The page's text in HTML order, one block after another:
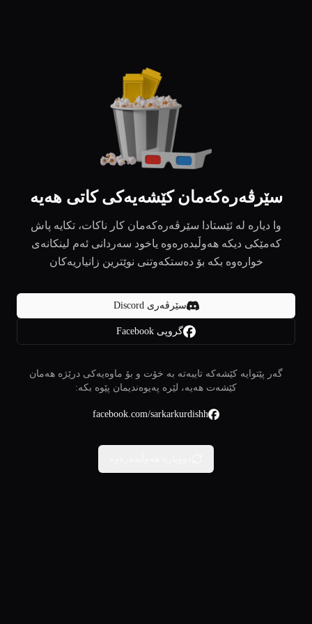
سێرڤەرەکەمان کێشەیەکی کاتی هەیە
وا دیارە لە ئێستادا سێرڤەرەکەمان کار ناکات، تکایە پاش
کەمێکی دیکە هەوڵبدەرەوە یاخود سەردانی ئەم لینکانەی
خوارەوە بکە بۆ دەستکەوتنی نوێترین زانیاریەکان
سێرڤەری Discord
گروپی Facebook
گەر پێتوایە کێشەکە تایبەتە بە خۆت و بۆ ماوەیەکی درێژە هەمان
کێشەت هەیە، لێرە پەیوەندیمان پێوە بکە:
facebook.com/sarkarkurdishh